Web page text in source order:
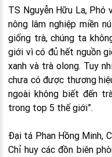
TS Nguyễn Hữu La, Phó
nông lâm nghiệp miền
giống trà, chúng ta
giới vì có đủ hết nguồn
xanh và trà olong. Tuy
chưa có được thương
ngoài không biết đến
trong top 5 thế giới”.
Đại tá Phan Hồng Minh,
Chỉ huy các đồn biên